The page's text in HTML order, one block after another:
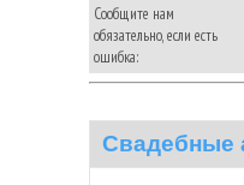
Сообщите нам
обязательно, если есть
ошибка:
Свадебные